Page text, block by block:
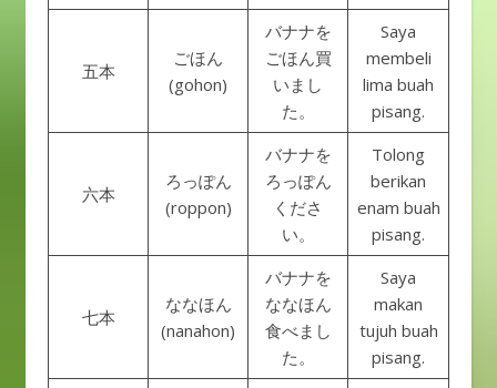
五本
ごほん
(gohon)
バナナを
ごほん買
いまし
た。
Saya
membeli
lima buah
pisang.
六本
ろっぽん
(roppon)
バナナを
ろっぽん
くださ
い。
Tolong
berikan
enam buah
pisang.
七本
ななほん
(nanahon)
バナナを
ななほん
食べまし
た。
Saya
makan
tujuh buah
pisang.